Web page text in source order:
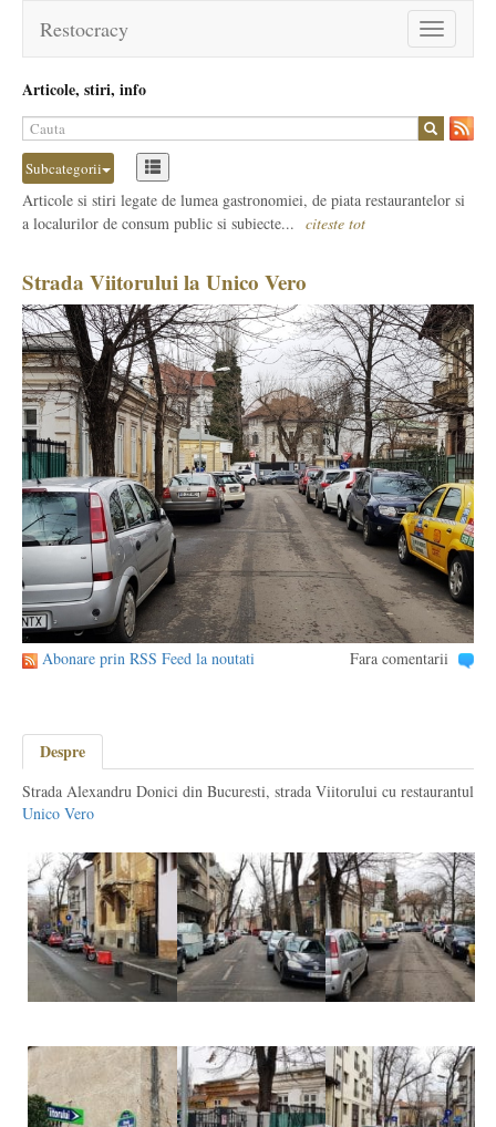
Toggle
navigation
Restocracy
Articole, stiri, info
Subcategorii
Articole si stiri legate de lumea gastronomiei, de piata restaurantelor si
a localurilor de consum public si subiecte... citeste tot
Strada Viitorului la Unico Vero
Abonare prin RSS Feed la noutati Fara comentarii
Despre
Strada Alexandru Donici din Bucuresti, strada Viitorului cu restaurantul
Unico Vero